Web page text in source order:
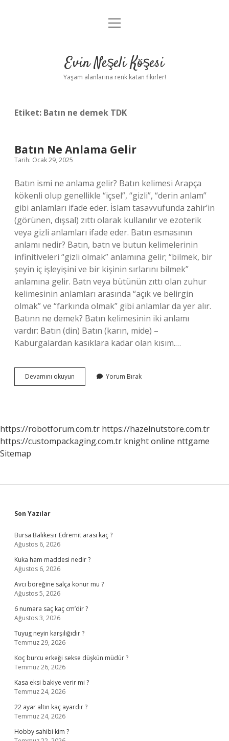
Anasayfa
Yasal Uyarı
menüyü
Evin Neşeli Köşesi
Yaşam alanlarına renk katan fikirler!
Etiket: Batın ne demek TDK
Batın Ne Anlama Gelir
Tarih: Ocak 29, 2025
Batın ismi ne anlama gelir? Batın kelimesi Arapça
kökenli olup genellikle “içsel”, “gizli”, “derin anlam”
gibi anlamları ifade eder. İslam tasavvufunda zahir’in
(görünen, dışsal) zıttı olarak kullanılır ve ezoterik
veya gizli anlamları ifade eder. Batın esmasının
anlamı nedir? Batın, batn ve butun kelimelerinin
infinitiveleri “gizli olmak” anlamına gelir; “bilmek, bir
şeyin iç işleyişini ve bir kişinin sırlarını bilmek”
anlamına gelir. Batn veya bütünün zıttı olan zuhur
kelimesinin anlamları arasında “açık ve belirgin
olmak” ve “farkında olmak” gibi anlamlar da yer alır.
Batınn ne demek? Batın kelimesinin iki anlamı
vardır: Batın (din) Batın (karın, mide) –
Kaburgalardan kasıklara kadar olan kısım.…
Devamını okuyun
Ne
Yorum Bırak
https://robotforum.com.tr https://hazelnutstore.com.tr
https://custompackaging.com.tr knight online nttgame
Sitemap
Sidebar
Son Yazılar
Bursa Balıkesir Edremit arası kaç ?
Ağustos 6, 2026
Kuka ham maddesi nedir ?
Ağustos 6, 2026
Avcı böreğine salça konur mu ?
Ağustos 5, 2026
6 numara saç kaç cm’dir ?
Ağustos 3, 2026
Tuyug neyin karşılığıdır ?
Temmuz 29, 2026
Koç burcu erkeği sekse düşkün müdür ?
Temmuz 26, 2026
Kasa eksi bakiye verir mi ?
Temmuz 24, 2026
22 ayar altın kaç ayardır ?
Temmuz 24, 2026
Hobby sahibi kim ?